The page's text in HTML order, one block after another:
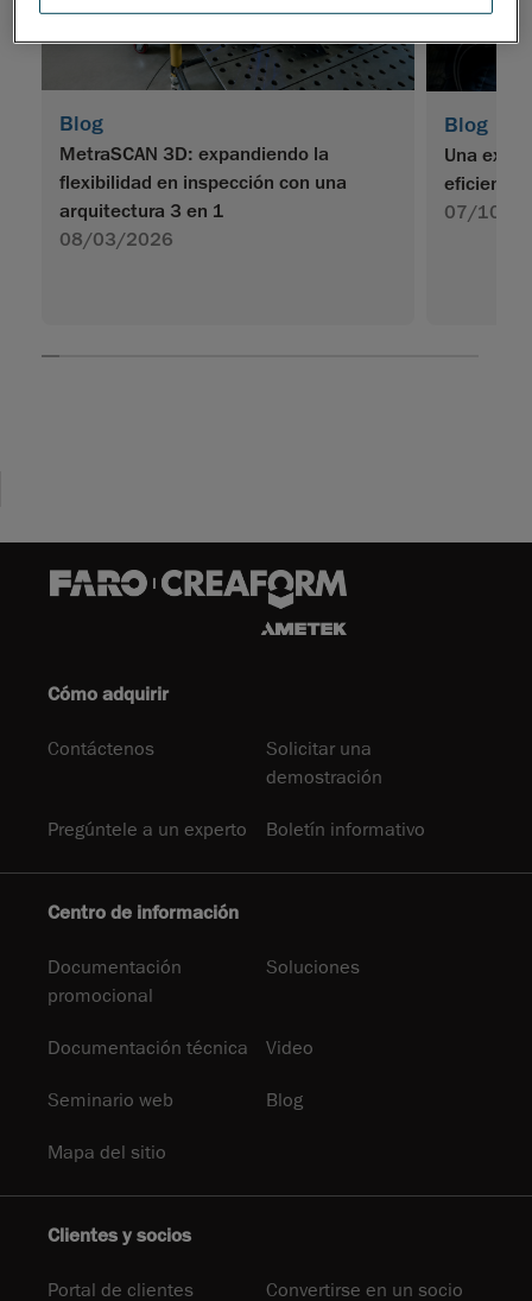
Blog
MetraSCAN 3D: expandiendo la
flexibilidad en inspección con una
arquitectura 3 en 1
08/03/2026
Blog
Una
eficiente
07/10/
Cómo adquirir
Contáctenos
Solicitar una
demostración
Pregúntele a un experto Boletín informativo
Centro de información
Documentación
promocional
Soluciones
Documentación técnica Video
Seminario web Blog
Mapa del sitio
Clientes y socios
Portal de clientes Convertirse en un socio